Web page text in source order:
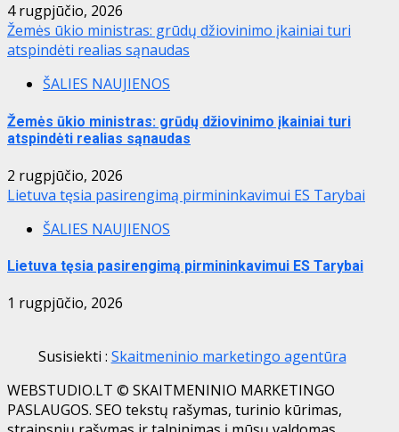
4 rugpjūčio, 2026
Žemės ūkio ministras: grūdų džiovinimo įkainiai turi
atspindėti realias sąnaudas
ŠALIES NAUJIENOS
Žemės ūkio ministras: grūdų džiovinimo įkainiai turi
atspindėti realias sąnaudas
2 rugpjūčio, 2026
Lietuva tęsia pasirengimą pirmininkavimui ES Tarybai
ŠALIES NAUJIENOS
Lietuva tęsia pasirengimą pirmininkavimui ES Tarybai
1 rugpjūčio, 2026
Susisiekti : Skaitmeninio marketingo agentūra
WEBSTUDIO.LT © SKAITMENINIO MARKETINGO
PASLAUGOS. SEO tekstų rašymas, turinio kūrimas,